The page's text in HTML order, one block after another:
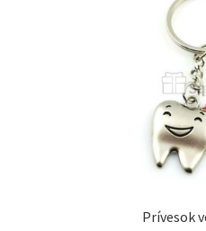
Prívesok